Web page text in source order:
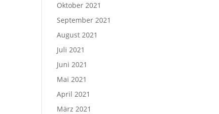
Oktober 2021
September 2021
August 2021
Juli 2021
Juni 2021
Mai 2021
April 2021
März 2021